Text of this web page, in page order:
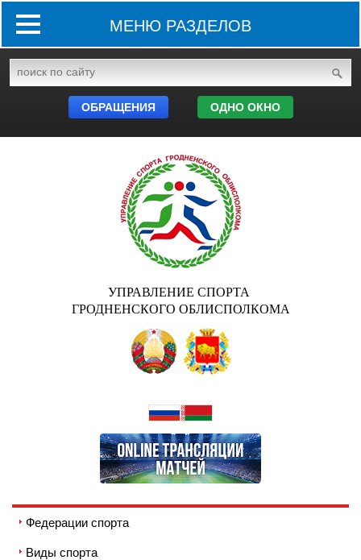
МЕНЮ РАЗДЕЛОВ
ОБРАЩЕНИЯ ОДНО ОКНО
УПРАВЛЕНИЕ СПОРТА
ГРОДНЕНСКОГО ОБЛИСПОЛКОМА
Федерации спорта
Виды спорта